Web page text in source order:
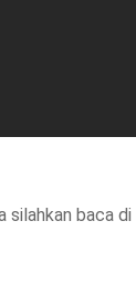
silahkan baca di